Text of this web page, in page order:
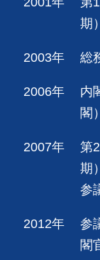
期）
2003年 総
2006年
内
閣）
2007年
第
期）
参
2012年
参
閣